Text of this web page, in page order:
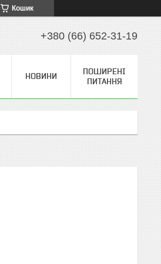
Кошик
+380 (66) 652-31-19
НОВИНИ
ПОШИРЕНІ
ПИТАННЯ